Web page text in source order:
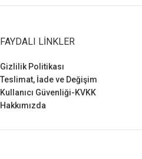
FAYDALI LINKLER
Gizlilik Politikası
Teslimat, İade ve Değişim
Kullanıcı Güvenliği-KVKK
Hakkımızda